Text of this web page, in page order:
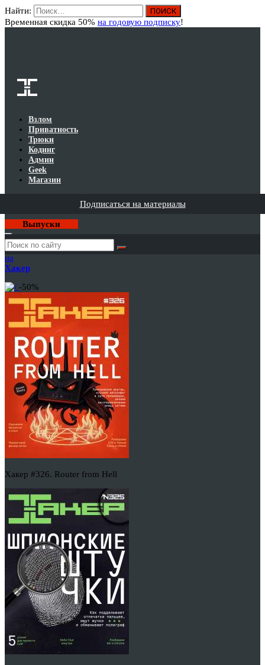
Найти:
Временная скидка 50% на годовую подписку!
Взлом
Приватность
Трюки
Кодинг
Админ
Geek
Магазин
Подписаться на материалы
Выпуски
Годовая
подписка
на
Хакер
-50%
Хакер #326. Router from Hell